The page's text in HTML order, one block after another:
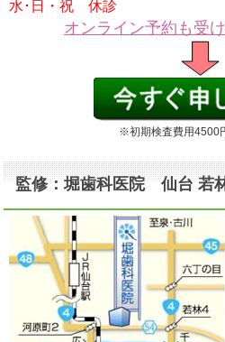
水･日・祝 休診
オンライン予約も受
※初期検査費用4500
監修：堀歯科医院 仙台 若